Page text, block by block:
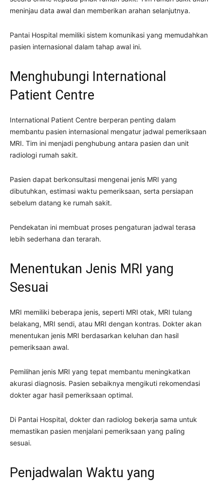
meninjau data awal dan memberikan arahan selanjutnya.
Pantai Hospital memiliki sistem komunikasi yang memudahkan
pasien internasional dalam tahap awal ini.
Menghubungi International
Patient Centre
International Patient Centre berperan penting dalam
membantu pasien internasional mengatur jadwal pemeriksaan
MRI. Tim ini menjadi penghubung antara pasien dan unit
radiologi rumah sakit.
Pasien dapat berkonsultasi mengenai jenis MRI yang
dibutuhkan, estimasi waktu pemeriksaan, serta persiapan
sebelum datang ke rumah sakit.
Pendekatan ini membuat proses pengaturan jadwal terasa
lebih sederhana dan terarah.
Menentukan Jenis MRI yang
Sesuai
MRI memiliki beberapa jenis, seperti MRI otak, MRI tulang
belakang, MRI sendi, atau MRI dengan kontras. Dokter akan
menentukan jenis MRI berdasarkan keluhan dan hasil
pemeriksaan awal.
Pemilihan jenis MRI yang tepat membantu meningkatkan
akurasi diagnosis. Pasien sebaiknya mengikuti rekomendasi
dokter agar hasil pemeriksaan optimal.
Di Pantai Hospital, dokter dan radiolog bekerja sama untuk
memastikan pasien menjalani pemeriksaan yang paling
sesuai.
Penjadwalan Waktu yang